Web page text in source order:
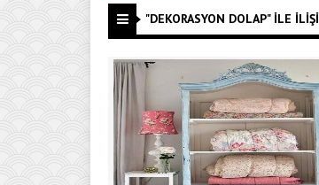
"DEKORASYON DOLAP" ILE